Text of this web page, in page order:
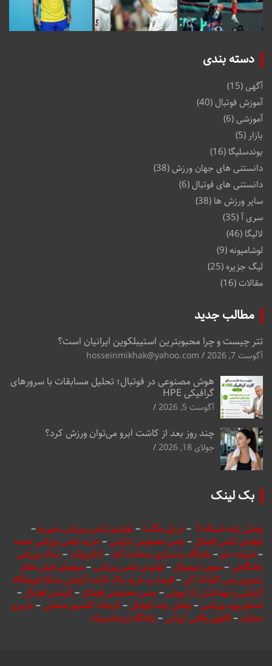
دسته بندی
آگهی(15)
آموزش فوتبال (40)
آموزشی(6)
بازار (5)
بوندسلیگا (16)
دانستنی های جهان ورزش(38)
دانستنی های فوتبال (6)
سایر ورزش ها (38)
سری آ(35)
لالیگا (46)
لوشامپونه(9)
لیگ جزیره (25)
مقالات(16)
مطالب جدید
تتر چیست و چرا محبوبترین استیبلکوین ایرانیان است؟
آگوست 7, 2026 hosseinmikhak@yahoo.com
هوش مصنوعی در فوتبال؛ تحلیل مسابقات با سرورهای
گرافیکی HPE
آگوست 5, 2026
چند روز بعد از کاشت ابرو می‌توان ورزش کرد؟
جولای 18, 2026
بک لینک
پخش زنده شبکه 3 –دریل مگنت–تولیدی لباس ورزشی منیریه–
تولیدی لباس فوتبال –چمن مصنوعی تزئینی –خرید لباس ورزشی عمده
–شیشه خم–باشگاه بدنسازی سعادت آباد – انکربولت–ساک ورزشی
باشگاهی –منوی دیجیتال –تولیدی لباس ورزشی –میخوای فرش هاتو
بشوری پس کلیلک کن –قیمت و خرید پاک کننده آرایش سنتلا فروشگاه
آرایشی و بهداشتی آرا بیوتی –چمن مصنوعی فوتبال –کیمدی فوتبال –
اسکوربورد ورزشی –پخش زنده فوتبال –کربنات کلسیم صنعتی –باربری
دماوند–فالوور واقعی ایرانی –باشگاه ژیمناستیک